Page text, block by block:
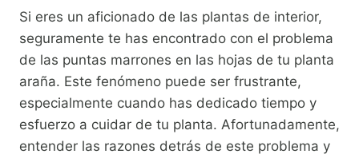
Si eres un aficionado de las plantas de interior,
seguramente te has encontrado con el problema
de las puntas marrones en las hojas de tu planta
araña. Este fenómeno puede ser frustrante,
especialmente cuando has dedicado tiempo y
esfuerzo a cuidar de tu planta. Afortunadamente,
entender las razones detrás de este problema y